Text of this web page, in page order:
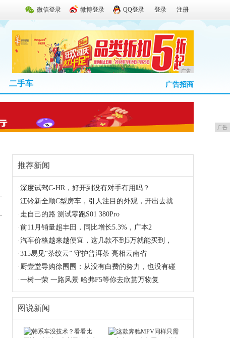
微信登录 微博登录 QQ登录 登录 注册
广告
二手车 广告招商
广告
推荐新闻
·深度试驾C-HR，好开到没有对手有用吗？
·江铃新全顺C型房车，引人注目的外观，开出去就
· 走自己的路 测试零跑S01 380Pro
·前11月销量超丰田，同比增长5.3%，广本2
·汽车价格越来越便宜，这几款不到5万就能买到，
·315易见“茶纹云” 守护普洱茶 亮相云南省
· 厨壹堂导购徐围围：从没有白费的努力，也没有碰
·一树一荣 一路风景 哈弗F5等你去欣赏万物复
图说新闻